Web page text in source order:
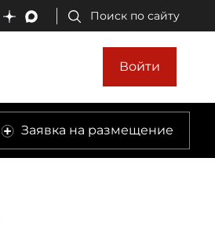
Поиск по сайту
Войти
Заявка на размещение